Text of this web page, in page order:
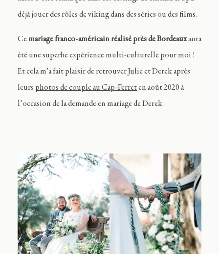
déjà jouer des rôles de viking dans des séries ou des films.
Cemariage franco-américain réalisé près de Bordeauxaura
été une superbe expérience multi-culturelle pour moi !
Et cela m’a fait plaisir de retrouver Julie et Derek après
leurs photos de couple au Cap-Ferreten août 2020 à
l’occasion de la demande en mariage de Derek.